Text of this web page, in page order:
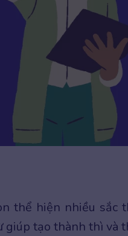
thể hiện nhiều sắc
giúp tạo thành thì và